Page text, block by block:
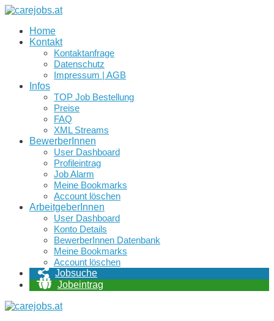
Home
Kontakt
Kontaktanfrage
Datenschutz
Impressum | AGB
Infos
TOP Job Bestellung
Preise
FAQ
XML Streams
BewerberInnen
User Dashboard
Profileintrag
Job Alarm
Meine Bookmarks
Account löschen
ArbeitgeberInnen
User Dashboard
Konto Details
BewerberInnen Datenbank
Meine Bookmarks
Account löschen
Jobsuche
Jobeintrag